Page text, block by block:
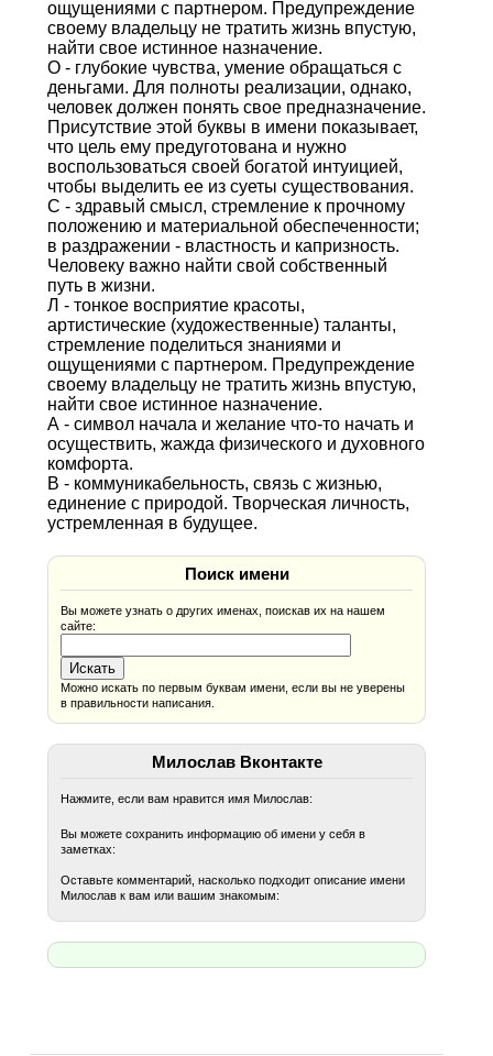
ощущениями с партнером. Предупреждение
своему владельцу не тратить жизнь впустую,
найти свое истинное назначение.
О - глубокие чувства, умение обращаться с
деньгами. Для полноты реализации, однако,
человек должен понять свое предназначение.
Присутствие этой буквы в имени показывает,
что цель ему предуготована и нужно
воспользоваться своей богатой интуицией,
чтобы выделить ее из суеты существования.
С - здравый смысл, стремление к прочному
положению и материальной обеспеченности;
в раздражении - властность и капризность.
Человеку важно найти свой собственный
путь в жизни.
Л - тонкое восприятие красоты,
артистические (художественные) таланты,
стремление поделиться знаниями и
ощущениями с партнером. Предупреждение
своему владельцу не тратить жизнь впустую,
найти свое истинное назначение.
А - символ начала и желание что-то начать и
осуществить, жажда физического и духовного
комфорта.
В - коммуникабельность, связь с жизнью,
единение с природой. Творческая личность,
устремленная в будущее.
Поиск имени
Вы можете узнать о других именах, поискав их на нашем
сайте:
Можно искать по первым буквам имени, если вы не уверены
в правильности написания.
Милослав Вконтакте
Нажмите, если вам нравится имя Милослав:
Вы можете сохранить информацию об имени у себя в
заметках:
Оставьте комментарий, насколько подходит описание имени
Милослав к вам или вашим знакомым: